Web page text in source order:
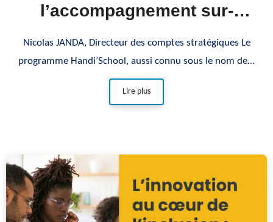
l’accompagnement sur-
dans l’enseignement
supérieur
Nicolas JANDA, Directeur des comptes stratégiques Le
programme Handi’School, aussi connu sous le nom de…
Lire plus